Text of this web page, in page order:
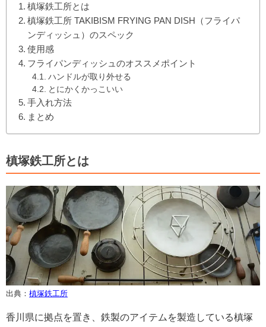
槙塚鉄工所とは
槙塚鉄工所 TAKIBISM FRYING PAN DISH（フライパ
ンディッシュ）のスペック
使用感
フライパンディッシュのオススメポイント
ハンドルが取り外せる
とにかくかっこいい
手入れ方法
まとめ
槙塚鉄工所とは
出典： 槙塚鉄工所
香川県に拠点を置き、鉄製のアイテムを製造している槙塚